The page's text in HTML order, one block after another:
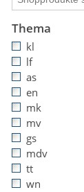
Thema
kl
lf
as
en
mk
mv
gs
mdv
tt
wn